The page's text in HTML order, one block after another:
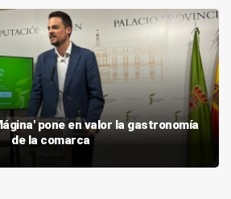
pone en valor la gastronomía
de la comarca